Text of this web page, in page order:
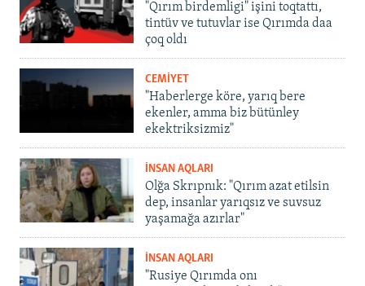
"Qırım birdemligi" işini toqtattı,
tintüv ve tutuvlar ise Qırımda daa
çoq oldı
CEMİYET
"Haberlerge köre, yarıq bere
ekenler, amma biz bütünley
ekektriksizmiz"
İNSAN AQLARI
Olğa Skrıpnık: "Qırım azat etilsin
dep, insanlar yarıqsız ve suvsuz
yaşamağa azırlar"
İNSAN AQLARI
"Rusiye Qırımda onı